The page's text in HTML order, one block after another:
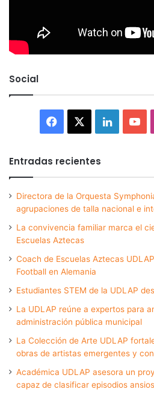
Social
Facebook LinkedIn
Entradas recientes
Directora de la Orquesta
agrupaciones de talla nacional e
La convivencia familiar marca el
Escuelas Aztecas
Coach de Escuelas Aztecas
Football en Alemania
Estudiantes STEM de la UDLAP
La UDLAP reúne a expertos para
administración pública municipal
La Colección de Arte UDLAP
obras de artistas emergentes y
Académica UDLAP asesora un
capaz de clasificar episodios